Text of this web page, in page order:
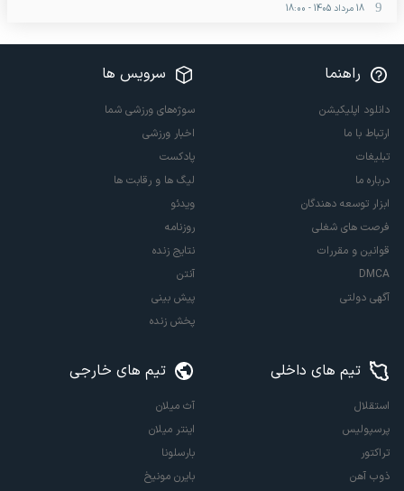
18 مرداد 1405
-
18:00
راهنما
دانلود اپلیکیشن
ارتباط با ما
تبلیغات
درباره ما
ابزار توسعه دهندگان
فرصت های شغلی
قوانین و مقررات
DMCA
آگهی دولتی
سرویس ها
سوژه‌های ورزشی شما
اخبار ورزشی
پادکست
لیگ ها و رقابت ها
ویدئو
روزنامه
نتایج زنده
آنتن
پیش بینی
پخش زنده
تیم های داخلی
استقلال
پرسپولیس
تراکتور
ذوب آهن
تیم های خارجی
آث میلان
اینتر میلان
بارسلونا
بایرن مونیخ